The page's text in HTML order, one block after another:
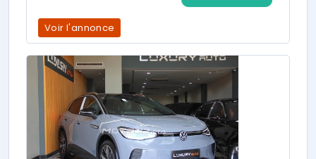
Voir l'annonce